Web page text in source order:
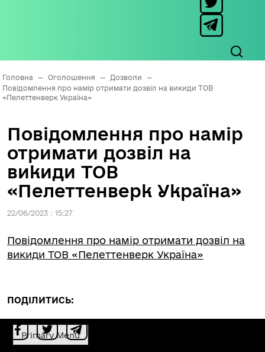
Головна — Оголошення — Дозволи
—
Повідомлення про намір отримати дозвіл на викиди ТОВ
«Пелеттенверк Україна»
Повідомлення про намір
отримати дозвіл на
викиди ТОВ
«Пелеттенверк Україна»
22/06/2023 : 15:27
Повідомлення про намір отримати дозвіл на
викиди ТОВ «Пелеттенверк Україна»
ПОДІЛИТИСЬ:
Primary Menu